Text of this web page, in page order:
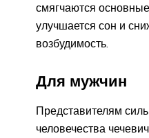
смягчаются
улучшается сон и
возбудимость.
Для мужчин
Представителям
человечества